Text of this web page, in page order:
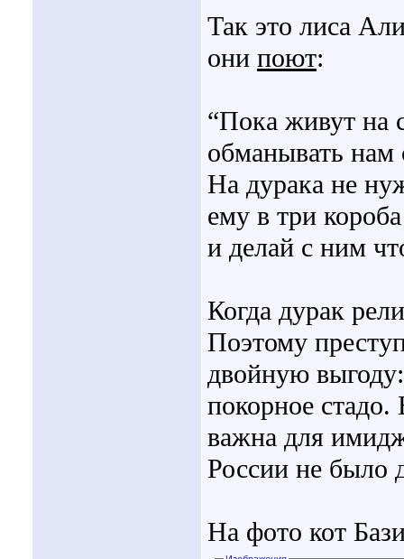
Так это лиса
они поют:
“Пока живут на
обманывать нам
На дурака не
ему в три
и делай с ним
Когда дурак
Поэтому
двойную
покорное стадо.
важна для
России не было
На фото кот